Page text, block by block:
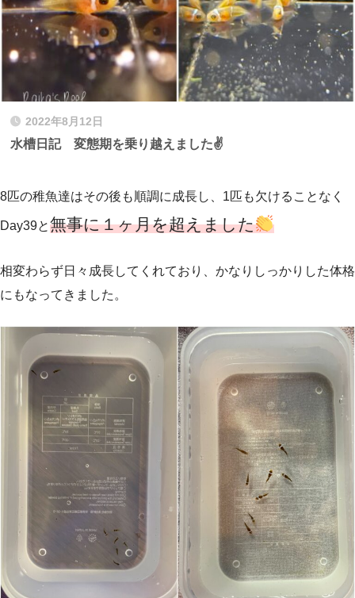
2022年8月12日
水槽日記 変態期を乗り越えました✌️
8匹の稚魚達はその後も順調に成長し、1匹も欠けることなく
Day39と無事に１ヶ月を超えました
相変わらず日々成長してくれており、かなりしっかりした体格
にもなってきました。